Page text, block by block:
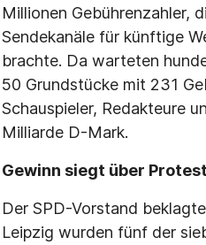
Millionen Gebührenzahler,
Sendekanäle für künftige
brachte. Da warteten
50 Grundstücke mit 231
Schauspieler, Redakteure
Milliarde D-Mark.
Gewinn siegt über Protest
Der SPD-Vorstand
Leipzig wurden fünf der